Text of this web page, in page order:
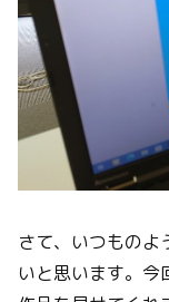
さて、いつものよ
いと思います。